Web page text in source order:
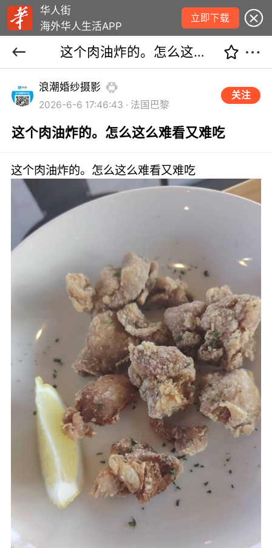
华人街
海外华人生活APP
立即下载
这个肉油炸的。怎么这么难看又难吃
浪潮婚纱摄影
2026-6-6 17:46:43 · 法国巴黎
关注
这个肉油炸的。怎么这么难看又难吃
这个肉油炸的。怎么这么难看又难吃